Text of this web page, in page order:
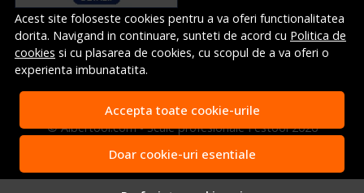
Acest site foloseste cookies pentru a va oferi functionalitatea
dorita. Navigand in continuare, sunteti de acord cu Politica de
cookies si cu plasarea de cookies, cu scopul de a va oferi o
experienta imbunatatita.
Accepta toate cookie-urile
Doar cookie-uri esentiale
© Albertool.com - Scule profesionale Festool 2026